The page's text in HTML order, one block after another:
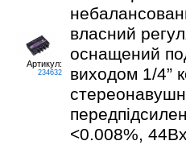
Артикул:
234632
власний
оснащений
виходом 1/4”
<0.008%,